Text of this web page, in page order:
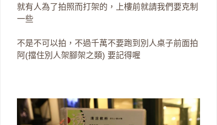
就有人為了拍照而打架的，上樓前就請我們要克制
一些
不是不可以拍，不過千萬不要跑到別人桌子前面拍
阿(擋住別人架腳架之類) 要記得喔